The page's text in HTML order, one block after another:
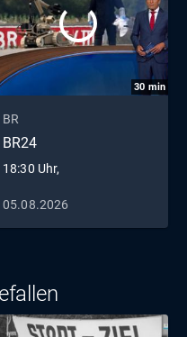
30 min
BR
BR24
18:30 Uhr,
05.08.2026